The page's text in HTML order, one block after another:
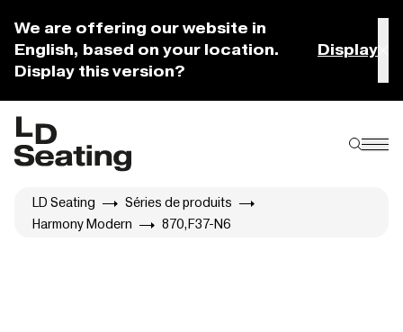
We are offering our website in
English, based on your location.
Display this version?
Display
LD Seating
Séries de produits
Harmony Modern
870,F37-N6